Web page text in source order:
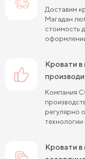
Кровати шириной
Кровати шириной 180
Кровати длиной 180
Кровати длиной 200
Кровати 80х180 см
Большие кровати
Доставим
Магадан
стоимость
кровати в классическом стиле от
Компания
регулярно
технологии
кровати в классическом стиле в